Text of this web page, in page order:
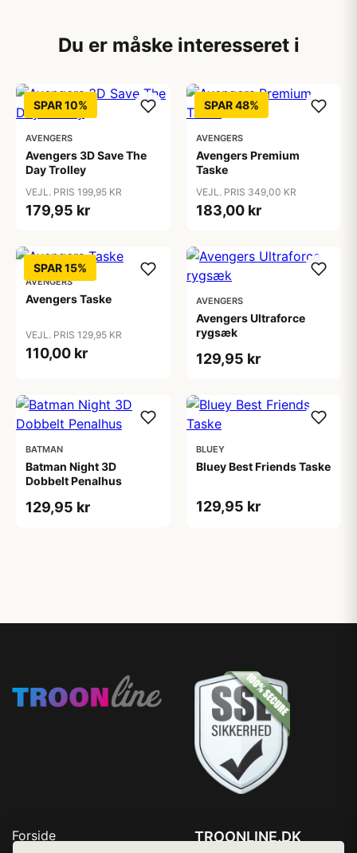
Du er måske interesseret i
SPAR 10%
AVENGERS
Avengers 3D Save The
Day Trolley
VEJL. PRIS 199,95 KR
179,95 kr
SPAR 48%
AVENGERS
Avengers Premium
Taske
VEJL. PRIS 349,00 KR
183,00 kr
SPAR 15%
AVENGERS
Avengers Taske
VEJL. PRIS 129,95 KR
110,00 kr
AVENGERS
Avengers Ultraforce
rygsæk
129,95 kr
BATMAN
Batman Night 3D
Dobbelt Penalhus
129,95 kr
BLUEY
Bluey Best Friends Taske
129,95 kr
Forside
TROONLINE.DK